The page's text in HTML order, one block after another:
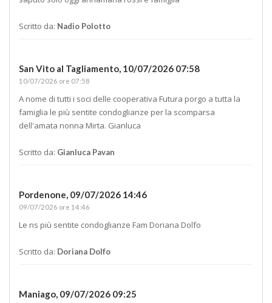
Scritto da: Nadio Polotto
San Vito al Tagliamento, 10/07/2026 07:58
10/07/2026 ore 07:58
A nome di tutti i soci delle cooperativa Futura porgo a tutta la
famiglia le più sentite condoglianze per la scomparsa
dell'amata nonna Mirta. Gianluca
Scritto da: Gianluca Pavan
Pordenone, 09/07/2026 14:46
09/07/2026 ore 14:46
Le ns più sentite condoglianze Fam Doriana Dolfo
Scritto da: Doriana Dolfo
Maniago, 09/07/2026 09:25